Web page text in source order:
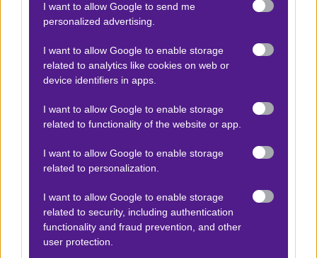
I want to allow Google to send me
personalized advertising.
I want to allow Google to enable storage
related to analytics like cookies on web or
device identifiers in apps.
I want to allow Google to enable storage
related to functionality of the website or app.
I want to allow Google to enable storage
related to personalization.
I want to allow Google to enable storage
related to security, including authentication
functionality and fraud prevention, and other
user protection.
ΒΑΘΜΟΛΟΓΙΕΣ
Βαθμολογίες Ελλάδα - Stoiximan
Super league
Βαθμολογίες Aγγλία – Premier league
Βαθμολογίες Ισπανίας- La liga
Βαθμολογίες Γαλλίας-League 1